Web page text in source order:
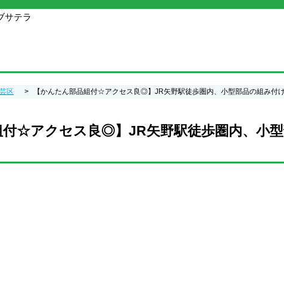
区 【かんたん部品組付☆アクセス良◎】JR矢野駅徒歩圏内、小型部品の組み付
付☆アクセス良◎】JR矢野駅徒歩圏内、小